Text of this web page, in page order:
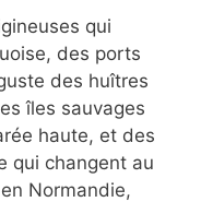
qui
des ports
des huîtres
îles sauvages
haute, et des
qui changent au
Normandie,